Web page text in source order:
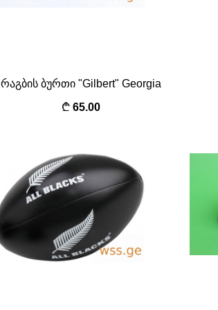
რაგბის ბურთი "Gilbert" Georgia
65.00